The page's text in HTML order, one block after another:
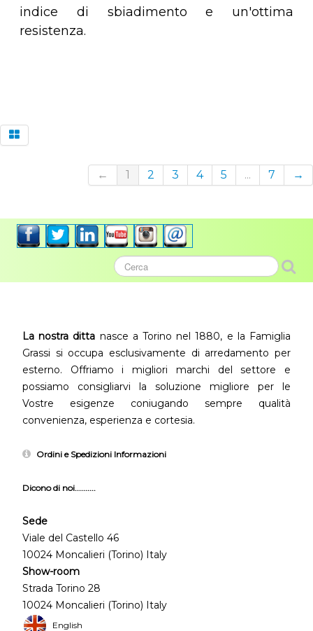
indice di sbiadimento e un'ottima
resistenza.
← 1 2 3 4 5 ... 7 →
La nostra ditta nasce a Torino nel 1880, e la Famiglia
Grassi si occupa esclusivamente di arredamento per
esterno. Offriamo i migliori marchi del settore e
possiamo consigliarvi la soluzione migliore per le
Vostre esigenze coniugando sempre qualità
convenienza, esperienza e cortesia.
Ordini e Spedizioni Informazioni
Dicono di noi..........
Sede
Viale del Castello 46
10024 Moncalieri (Torino) Italy
Show-room
Strada Torino 28
10024 Moncalieri (Torino) Italy
English